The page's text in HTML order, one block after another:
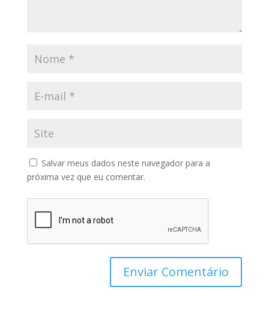
Salvar meus dados neste navegador para a
próxima vez que eu comentar.